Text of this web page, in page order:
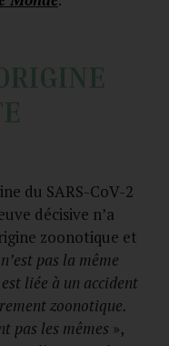
du SARS-CoV-2
décisive n’a
zoonotique et
pas la même
liée à un accident
zoonotique.
pas les mêmes »,